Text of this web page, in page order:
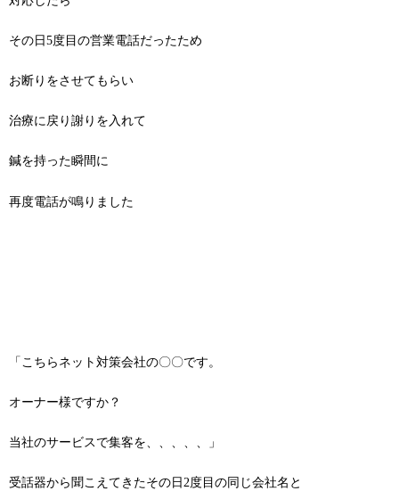
その日5度目の営業電話だったため
お断りをさせてもらい
治療に戻り謝りを入れて
鍼を持った瞬間に
再度電話が鳴りました
「こちらネット対策会社の〇〇です。
オーナー様ですか？
当社のサービスで集客を、、、、、」
受話器から聞こえてきたその日2度目の同じ会社名と